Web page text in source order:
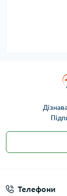
Телефони